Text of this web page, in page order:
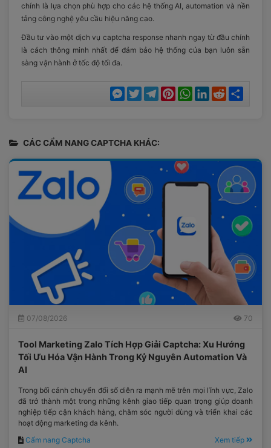
chính là lựa chọn phù hợp cho các hệ thống AI, automation và nền
tảng công nghệ yêu cầu hiệu năng cao.
Đầu tư vào một dịch vụ captcha response nhanh ngay từ đầu chính
là cách thông minh nhất để đảm bảo hệ thống của bạn luôn sẵn
sàng vận hành ở tốc độ tối đa.
Messenger
TwitterTelegramPinterestWhatsApp
LinkedIn
Reddit
CÁC CẨM NANG CAPTCHA KHÁC:
07/08/2026 70
Tool Marketing Zalo Tích Hợp Giải Captcha: Xu Hướng
Tối Ưu Hóa Vận Hành Trong Kỷ Nguyên Automation Và
AI
Trong bối cảnh chuyển đổi số diễn ra mạnh mẽ trên mọi lĩnh vực, Zalo
đã trở thành một trong những kênh giao tiếp quan trọng giúp doanh
nghiệp tiếp cận khách hàng, chăm sóc người dùng và triển khai các
hoạt động marketing đa kênh.
Cẩm nang Captcha
Xem tiếp